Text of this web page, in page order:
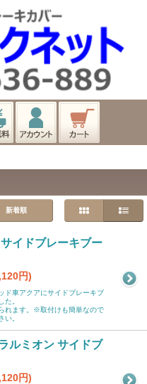
新着順
サイドブレーキブー
円)
ド車アクアにサイドブレーキブ
た。
れます。※取付けも簡単なので
い。
ルミオン サイドブ
円)